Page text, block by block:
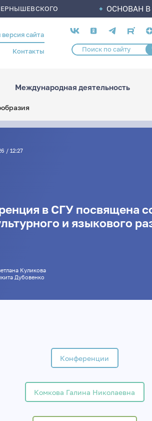
ОСНОВАН В
версия сайта
Контакты
Социальные
сети
Международная деятельность
/ 12:27
в СГУ посвящена
и языкового
Куликова
Никита Дубовенко
Конференции
Комкова Галина Николаевна